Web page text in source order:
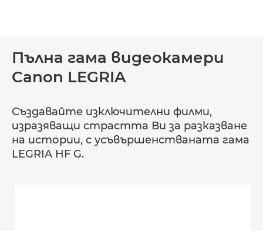
Пълна гама видеокамери
Canon LEGRIA
Създавайте изключителни филми,
изразяващи страстта Ви за разказване
на истории, с усъвършенстваната гама
LEGRIA HF G.